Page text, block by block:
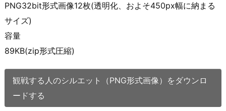
PNG32bit形式画像12枚(透明化、およそ450px幅に納まる
サイズ)
容量
89KB(zip形式圧縮)
観戦する人のシルエット（PNG形式画像）をダウンロ
ードする